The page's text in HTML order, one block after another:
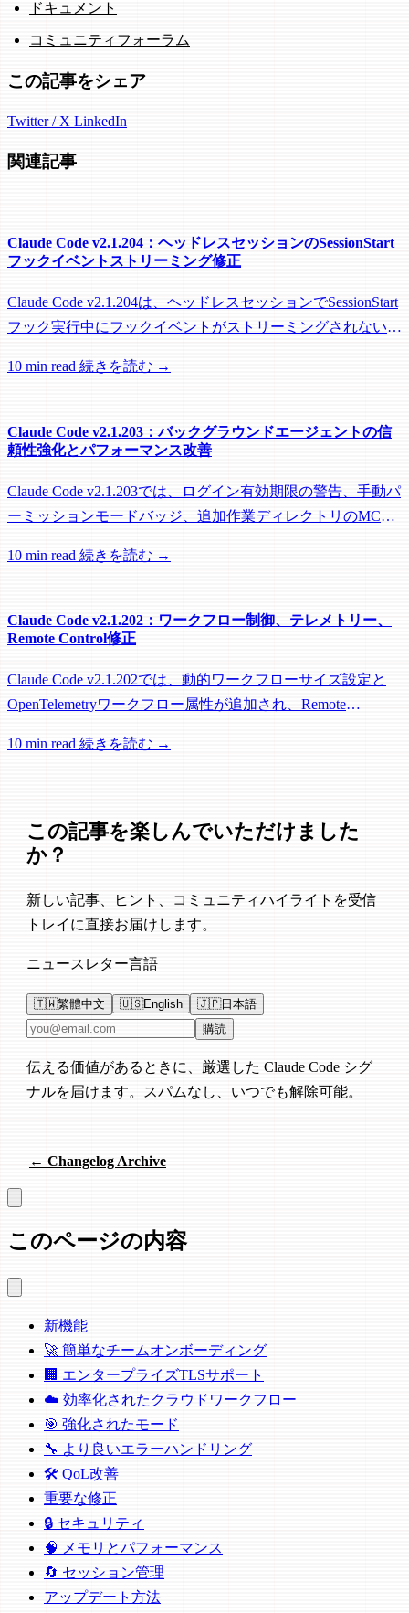
ドキュメント
コミュニティフォーラム
この記事をシェア
Twitter / X LinkedIn
関連記事
Claude Code v2.1.204：ヘッドレスセッションのSessionStart
フックイベントストリーミング修正
Claude Code v2.1.204は、ヘッドレスセッションでSessionStart
フック実行中にフックイベントがストリーミングされない問
収されるのを防ぐメンテナンスリリースです。
10 min read 続きを読む →
Claude Code v2.1.203：バックグラウンドエージェントの信
頼性強化とパフォーマンス改善
Claude Code v2.1.203では、ログイン有効期限の警告、手動パ
ーミッションモードバッジ、追加作業ディレクトリのMCP
パフォーマンスに関する多数の修正が含まれています。
10 min read 続きを読む →
Claude Code v2.1.202：ワークフロー制御、テレメトリー、
Remote Control修正
Claude Code v2.1.202では、動的ワークフローサイズ設定と
OpenTelemetryワークフロー属性が追加され、Remote
の修正が含まれています。
10 min read 続きを読む →
この記事を楽しんでいただけました
か？
新しい記事、ヒント、コミュニティハイライトを受信
トレイに直接お届けします。
ニュースレター言語
🇹🇼繁體中文 🇺🇸English 🇯🇵日本語
メールアドレス 購読
伝える価値があるときに、厳選した Claude Code シグ
ナルを届けます。スパムなし、いつでも解除可能。
← Changelog Archive
このページの内容
新機能
🚀 簡単なチームオンボーディング
🏢 エンタープライズTLSサポート
☁️ 効率化されたクラウドワークフロー
🎯 強化されたモード
🔧 より良いエラーハンドリング
🛠️ QoL改善
重要な修正
🔒 セキュリティ
🧠 メモリとパフォーマンス
🔄 セッション管理
アップデート方法